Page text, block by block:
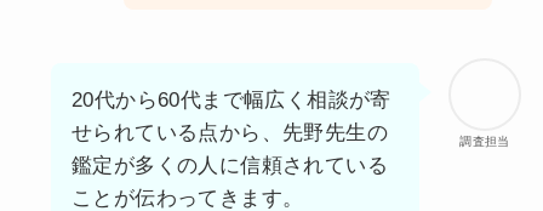
調査担当
20代から60代まで幅広く相談が寄
せられている点から、先野先生の
鑑定が多くの人に信頼されている
ことが伝わってきます。